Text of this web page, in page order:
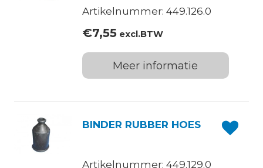
Artikelnummer: 449.126.0
€7,55excl.BTW
Meer informatie
BINDER RUBBER HOES
Artikelnummer: 449.129.0